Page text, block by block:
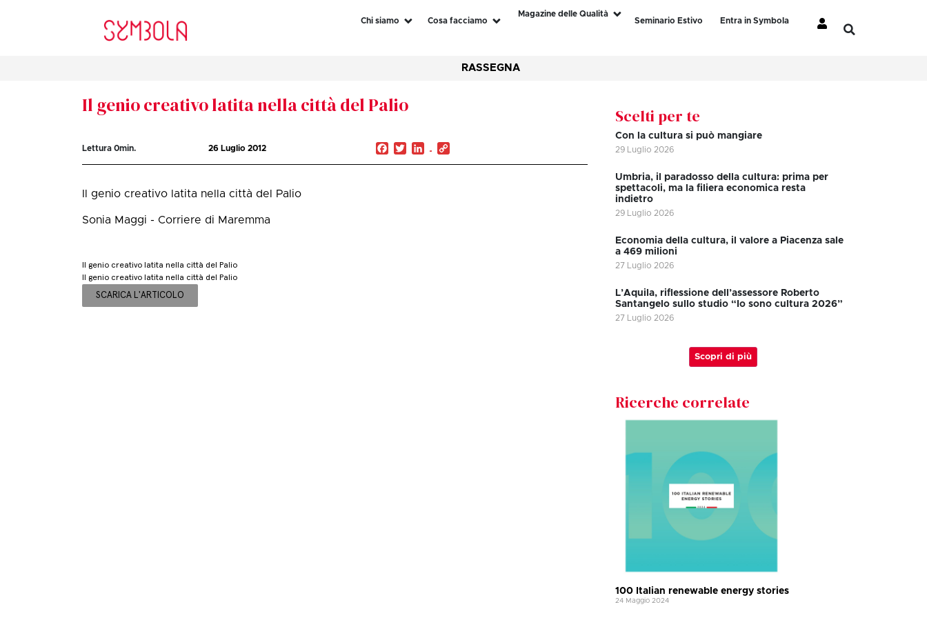
Chi siamo Cosa facciamo
Magazine delle Qualità
Seminario Estivo
Entra in Symbola
RASSEGNA
Il genio creativo latita nella città del Palio
Lettura0min. 26 Luglio 2012 Facebook
TwitterLinkedIn
Il genio creativo latita nella città del Palio
Sonia Maggi - Corriere di Maremma
Il genio creativo latita nella città del Palio
Il genio creativo latita nella città del Palio
SCARICA L'ARTICOLO
Scelti per te
Con la cultura si può mangiare
29 Luglio 2026
Umbria, il paradosso della cultura: prima per
spettacoli, ma la filiera economica resta
indietro
29 Luglio 2026
Economia della cultura, il valore a Piacenza sale
a 469 milioni
27 Luglio 2026
L’Aquila, riflessione dell’assessore Roberto
Santangelo sullo studio “Io sono cultura 2026”
27 Luglio 2026
Scopri di più
Ricerche correlate
100 Italian renewable energy stories
24 Maggio 2024